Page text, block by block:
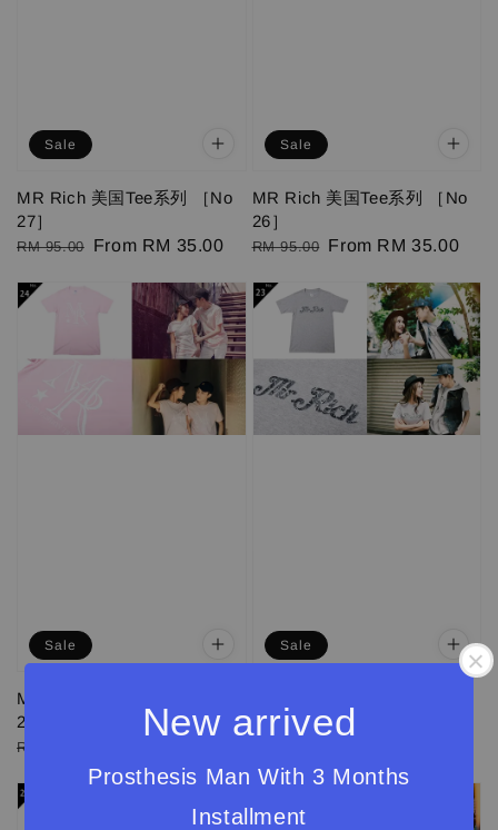
New arrived
Prosthesis Man With 3 Months
Installment
Sale
MR Rich 美国Tee系列 ［No
27］
Regular
RM 95.00
Sale
From RM 35.00
Sale
MR Rich 美国Tee系列 ［No
26］
Regular
RM 95.00 Sale
From RM 35.00
Sale
MR Rich 美国Tee系列 ［No
24 ］
Regular
RM 95.00
price
Sale
23］
price
price